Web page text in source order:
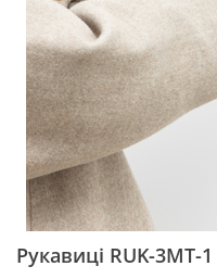
Рукавиці RUK-3MT-1